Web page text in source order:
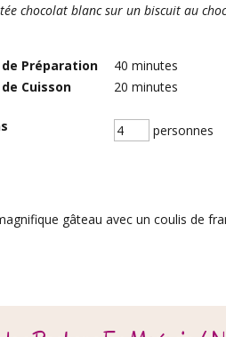
chocolat blanc sur un biscuit au
Préparation 40 minutes
Cuisson
20 minutes
personnes
gâteau avec un coulis de